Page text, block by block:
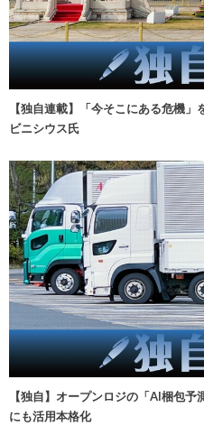
【独自連載】「今そこにある危機
ビニシウス氏
【独自】オープンロジの「AI梱包
にも活用本格化